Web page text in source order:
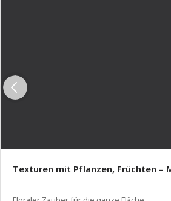
Texturen mit Pflanzen, Früchten –